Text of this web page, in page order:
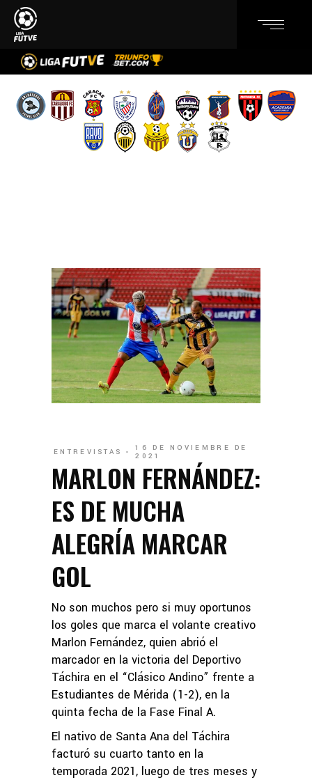
ENTREVISTAS
16 DE NOVIEMBRE DE
2021
MARLON FERNÁNDEZ:
ES DE MUCHA
ALEGRÍA MARCAR
GOL
No son muchos pero si muy oportunos
los goles que marca el volante creativo
Marlon Fernández, quien abrió el
marcador en la victoria del Deportivo
Táchira en el “Clásico Andino” frente a
Estudiantes de Mérida (1-2), en la
quinta fecha de la Fase Final A.
El nativo de Santa Ana del Táchira
facturó su cuarto tanto en la
temporada 2021, luego de tres meses y